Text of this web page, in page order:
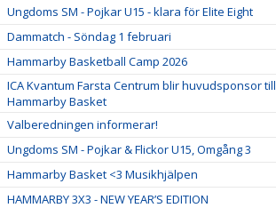
Ungdoms SM - Pojkar U15 - klara för Elite Eight
Dammatch - Söndag 1 februari
Hammarby Basketball Camp 2026
ICA Kvantum Farsta Centrum blir huvudsponsor till
Hammarby Basket
Valberedningen informerar!
Ungdoms SM - Pojkar & Flickor U15, Omgång 3
Hammarby Basket <3 Musikhjälpen
HAMMARBY 3X3 - NEW YEAR’S EDITION